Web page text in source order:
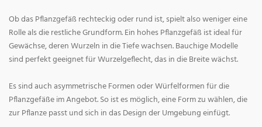
Ob das Pflanzgefäß rechteckig oder rund ist, spielt also weniger eine
Rolle als die restliche Grundform. Ein hohes Pflanzgefäß ist ideal für
Gewächse, deren Wurzeln in die Tiefe wachsen. Bauchige Modelle
sind perfekt geeignet für Wurzelgeflecht, das in die Breite wächst.
Es sind auch asymmetrische Formen oder Würfelformen für die
Pflanzgefäße im Angebot. So ist es möglich, eine Form zu wählen, die
zur Pflanze passt und sich in das Design der Umgebung einfügt.